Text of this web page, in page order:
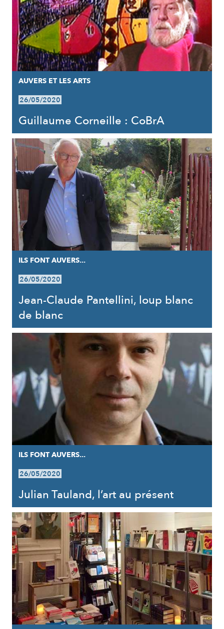
AUVERS ET LES ARTS
26/05/2020
Guillaume Corneille : CoBrA
ILS FONT AUVERS...
26/05/2020
Jean-Claude Pantellini, loup blanc
de blanc
ILS FONT AUVERS...
26/05/2020
Julian Tauland, l’art au présent